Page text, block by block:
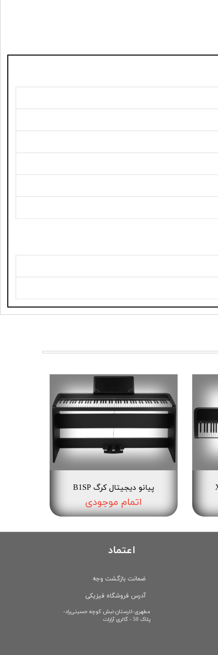
پیانو دیجیتال کرگ B1SP
اتمام موجودی
اعتماد
ضمانت بازگشت وجه
آدرس فروشگاه فیزیکی
​مطهری-لارستان-نبش کوچه حسینی‌راد-
پلاک 50 - گالری آرارات